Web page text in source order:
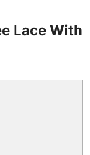
Lace With